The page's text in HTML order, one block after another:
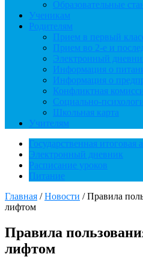
Образовательные
Ученикам
Родителям
Прием в первый
Прием во 2-е и
Электронный
Информация о
Информация о
Конфликтная
Социально-
Школьная карта
Учителям
Государственная итоговая
Электронный дневник
Расписание уроков
Питание
Главная /Новости /Правила
лифтом
Правила
лифтом